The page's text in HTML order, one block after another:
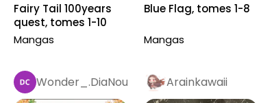
Fairy Tail 100years
quest, tomes 1-10
Mangas
Blue Flag, tomes 1-8
Mangas
Wonder_.DiaNou Arainkawaii